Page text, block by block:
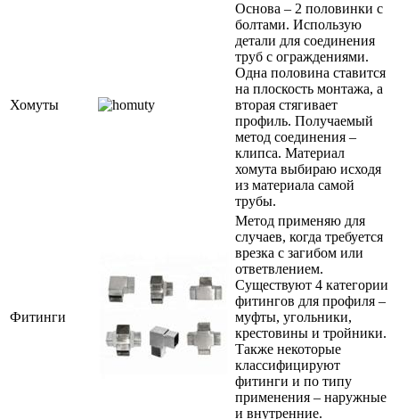
Хомуты
Основа – 2 половинки с
болтами. Использую
детали для соединения
труб с ограждениями.
Одна половина ставится
на плоскость монтажа, а
вторая стягивает
профиль. Получаемый
метод соединения –
клипса. Материал
хомута выбираю исходя
из материала самой
трубы.
Фитинги
Метод применяю для
случаев, когда требуется
врезка с загибом или
ответвлением.
Существуют 4 категории
фитингов для профиля –
муфты, угольники,
крестовины и тройники.
Также некоторые
классифицируют
фитинги и по типу
применения – наружные
и внутренние.